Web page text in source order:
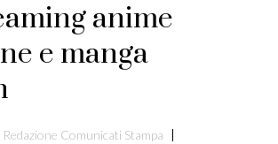
anime
e manga
Redazione Comunicati Stampa